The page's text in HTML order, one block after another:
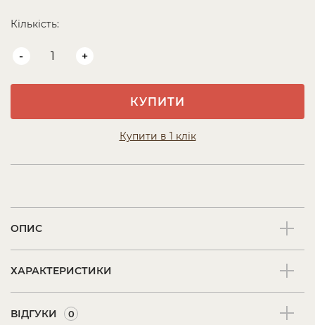
Кількість:
- +
КУПИТИ
Купити в 1 клік
ОПИС
ХАРАКТЕРИСТИКИ
ВІДГУКИ 0